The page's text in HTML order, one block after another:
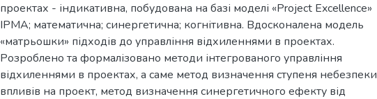
проектах - індикативна, побудована на базі моделі «Project Excellence»
IPMA; математична; синергетична; когнітивна. Вдосконалена модель
«матрьошки» підходів до управління відхиленнями в проектах.
Розроблено та формалізовано методи інтегрованого управління
відхиленнями в проектах, а саме метод визначення ступеня небезпеки
впливів на проект, метод визначення синергетичного ефекту від